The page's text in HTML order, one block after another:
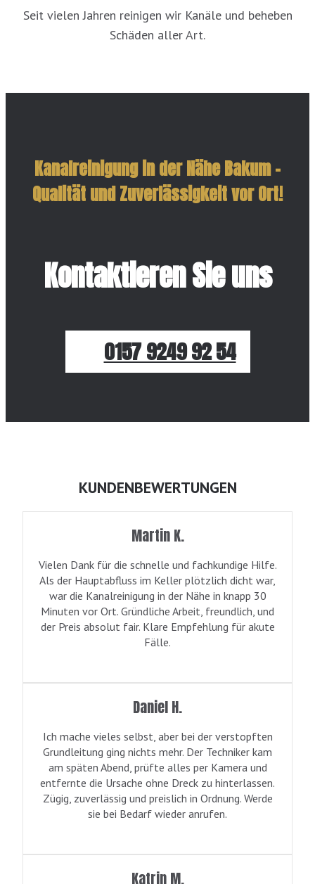
Seit vielen Jahren reinigen wir Kanäle und beheben
Schäden aller Art.
Kanalreinigung in der Nähe Bakum –
Qualität und Zuverlässigkeit vor Ort!
Kontaktieren Sie uns
0157 9249 92 54
KUNDENBEWERTUNGEN
Martin K.
Vielen Dank für die schnelle und fachkundige Hilfe.
Als der Hauptabfluss im Keller plötzlich dicht war,
war die Kanalreinigung in der Nähe in knapp 30
Minuten vor Ort. Gründliche Arbeit, freundlich, und
der Preis absolut fair. Klare Empfehlung für akute
Fälle.
Daniel H.
Ich mache vieles selbst, aber bei der verstopften
Grundleitung ging nichts mehr. Der Techniker kam
am späten Abend, prüfte alles per Kamera und
entfernte die Ursache ohne Dreck zu hinterlassen.
Zügig, zuverlässig und preislich in Ordnung. Werde
sie bei Bedarf wieder anrufen.
Katrin M.